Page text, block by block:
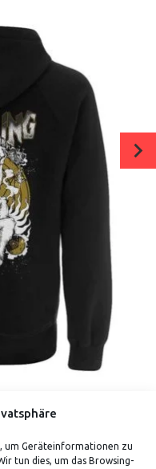
um Geräteinformationen zu
tun dies, um das Browsing-
Punkte.